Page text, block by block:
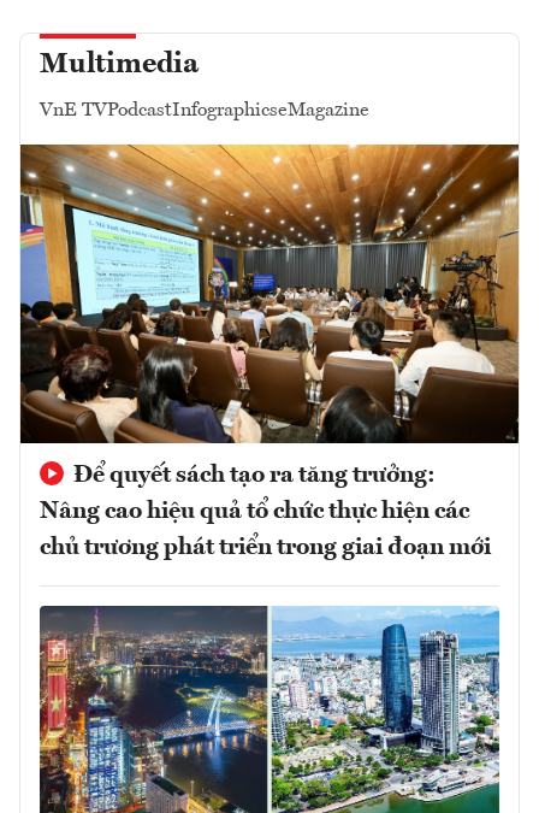
Multimedia
VnE TVPodcastInfographicseMagazine
Để quyết sách tạo ra tăng trưởng:
Nâng cao hiệu quả tổ chức thực hiện các
chủ trương phát triển trong giai đoạn mới